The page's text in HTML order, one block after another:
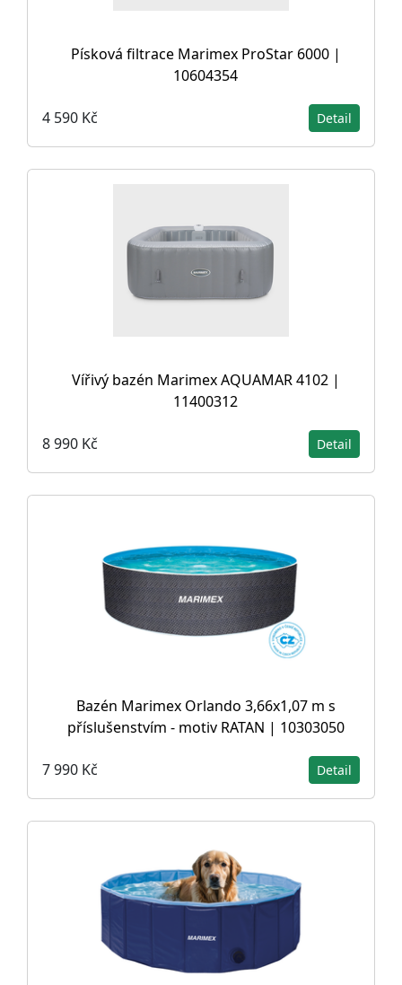
Písková filtrace Marimex ProStar 6000 |
10604354
4 590 Kč Detail
Vířivý bazén Marimex AQUAMAR 4102 |
11400312
8 990 Kč Detail
Bazén Marimex Orlando 3,66x1,07 m s
příslušenstvím - motiv RATAN | 10303050
7 990 Kč Detail